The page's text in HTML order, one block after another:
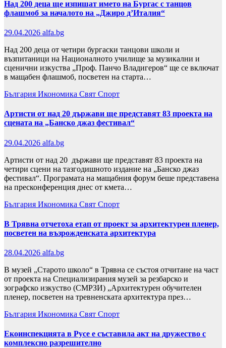
Над 200 деца ще изпишат името на Бургас с танцов
флашмоб за началото на „Джиро д’Италия“
29.04.2026 alfa.bg
Над 200 деца от четири бургаски танцови школи и
възпитаници на Националното училище за музикални и
сценични изкуства „Проф. Панчо Владигеров“ ще се включат
в мащабен флашмоб, посветен на старта…
България Икономика Свят Спорт
Артисти от над 20 държави ще представят 83 проекта на
сцената на „Банско джаз фестивал“
29.04.2026 alfa.bg
Артисти от над 20 държави ще представят 83 проекта на
четири сцени на тазгодишното издание на „Банско джаз
фестивал“. Програмата на мащабния форум беше представена
на пресконференция днес от кмета…
България Икономика Свят Спорт
В Трявна отчетоха етап от проект за архитектурен пленер,
посветен на възрожденската архитектура
28.04.2026 alfa.bg
В музей „Старото школо“ в Трявна се състоя отчитане на част
от проекта на Специализирания музей за резбарско и
зографско изкуство (СМРЗИ) „Архитектурен обучителен
пленер, посветен на тревненската архитектура през…
България Икономика Свят Спорт
Екоинспекцията в Русе е съставила акт на дружество с
комплексно разрешително